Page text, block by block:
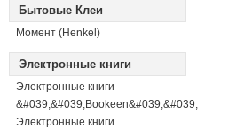
Бытовые Клеи
Момент (Henkel)
Электронные книги
Электронные книги
&#039;&#039;Bookeen&#039;&#039;
Электронные книги